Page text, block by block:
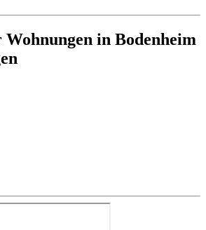
in Bodenheim